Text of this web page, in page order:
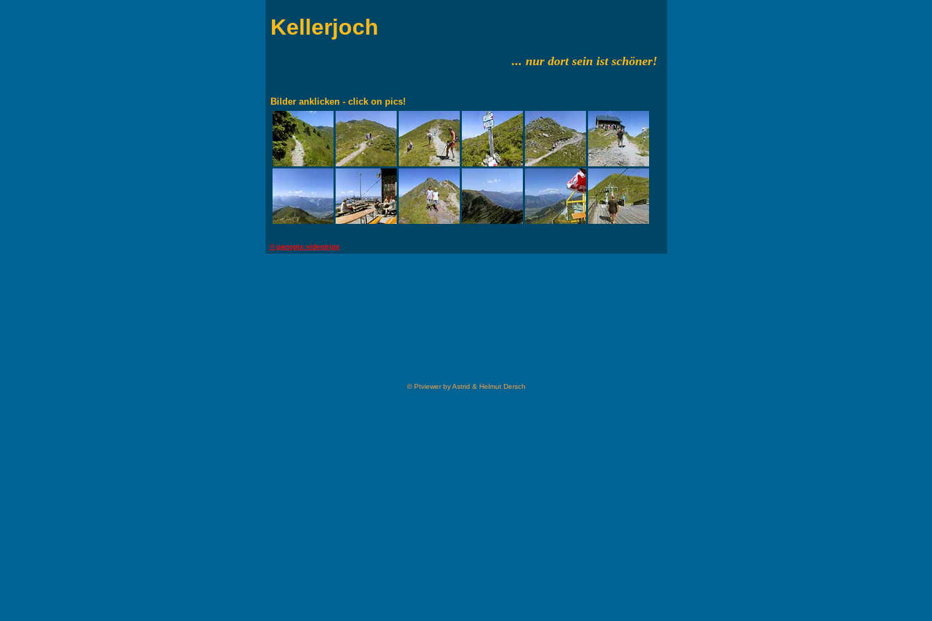
Kellerjoch
... nur dort sein ist schöner!
Bilder anklicken - click on pics!
© panopix videotrips
© Ptviewer by Astrid & Helmut Dersch